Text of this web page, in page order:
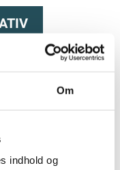
Om
indhold og